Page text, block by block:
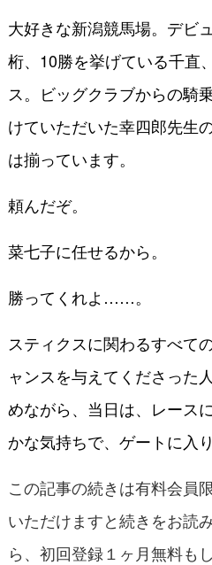
大好きな新潟競馬場。デビ
桁、10勝を挙げている千直
ス。ビッグクラブからの騎
けていただいた幸四郎先生
は揃っています。
頼んだぞ。
菜七子に任せるから。
勝ってくれよ……。
スティクスに関わるすべて
ャンスを与えてくださった
めながら、当日は、レース
かな気持ちで、ゲートに入
この記事の続きは有料会員
いただけますと続きをお読
ら、初回登録１ヶ月無料も